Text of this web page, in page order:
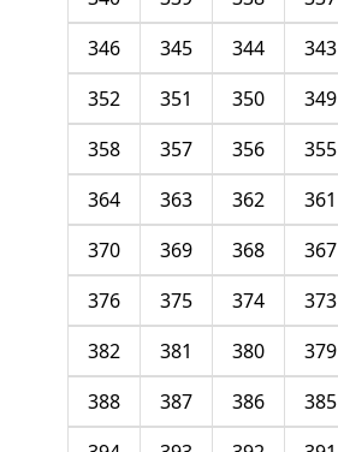
343
344
345
346
349
350
351
352
355
356
357
358
361
362
363
364
367
368
369
370
373
374
375
376
379
380
381
382
385
386
387
388